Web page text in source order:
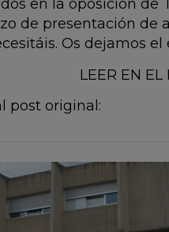
en la oposición de
de presentación de
Os dejamos
LEER EN EL
post original: